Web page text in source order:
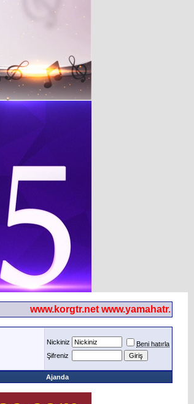
www.korgtr.net www.yamahatr.net
Nickiniz
Beni hatırla
Şifreniz
Ajanda